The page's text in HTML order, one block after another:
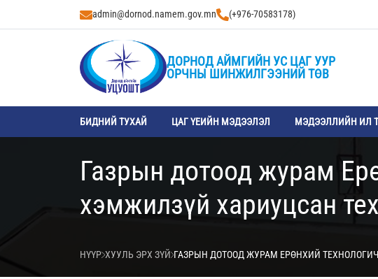
admin@dornod.namem.gov.mn (+976-70583178)
ДОРНОД АЙМГИЙН УС ЦАГ УУР
ОРЧНЫ ШИНЖИЛГЭЭНИЙ ТӨВ
БИДНИЙ ТУХАЙ ЦАГ ҮЕИЙН МЭДЭЭЛЭЛ МЭДЭЭЛЛИЙН ИЛ
Газрын дотоод журам
хэмжилзүй хариуцсан
НҮҮР ХУУЛЬ ЭРХ ЗҮЙ ГАЗРЫН ДОТООД ЖУРАМ ЕРӨНХИЙ